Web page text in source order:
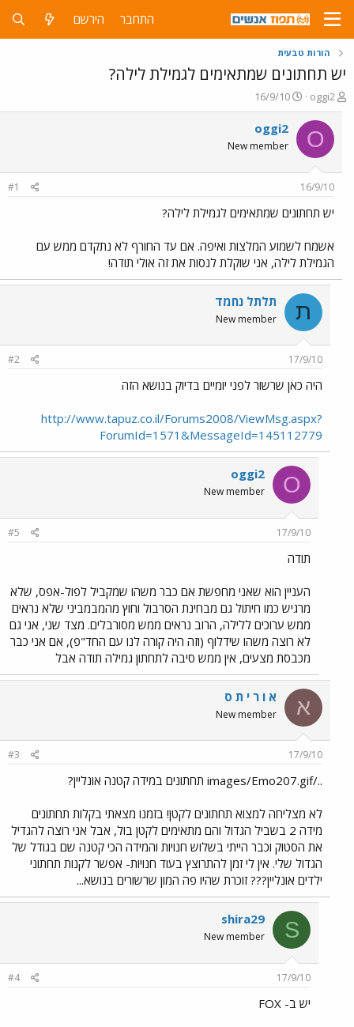
התחבר הירשם
הורות טבעית
יש תחתונים שמתאימים לגמילת לילה?
פ
ו
ת
ח
ה
ו
ש
א
oggi2
פ
ו
ר
ם
ר
16/9/10
O
oggi2
New member
16/9/10
#1
יש תחתונים שמתאימים לגמילת לילה?
אשמח לשמוע המלצות ואיפה. אם עד החורף לא נתקדם ממש עם
הגמילת לילה, אני שוקלת לנסות את זה אולי תודה!
ת תלתל נחמד
New member
17/9/10
#2
היה כאן שרשור לפני יומיים בדיוק בנושא הזה
http://www.tapuz.co.il/Forums2008/ViewMsg.aspx?
ForumId=1571&MessageId=145112779
O
oggi2
New member
17/9/10
#5
תודה
העניין הוא שאני מחפשת אם כבר משהו שמקביל לפול-אפס, שלא
מרגיש כמו חיתול גם מבחינת הסרבול וחוץ מהמבמביני שלא נראים
ממש ערוכים ללילה, הרוב נראים ממש מסורבלים. מצד שני, אני גם
לא רוצה משהו שידלוף (וזה היה קורה לנו עם החד"פ), אם אני כבר
מכבסת מצעים, אין ממש סיבה לתחתון גמילה תודה אבל
א א ו ר י ת ס
New member
17/9/10
#3
../images/Emo207.gif תחתונים במידה קטנה אונליין?
לא מצליחה למצוא תחתונים לקטן! בזמנו מצאתי בקלות תחתונים
מידה 2 בשביל הגדול והם מתאימים לקטן בול, אבל אני רוצה להגדיל
את הסטוק וכבר הייתי בשלוש חנויות והמידה הכי קטנה שם בגודל של
הגדול שלי. אין לי זמן להתרוצץ בעוד חנויות- אפשר לקנות תחתוני
ילדים אונליין??? זוכרת שהיו פה המון שרשורים בנושא...
S
shira29
New member
17/9/10
#4
יש ב- FOX